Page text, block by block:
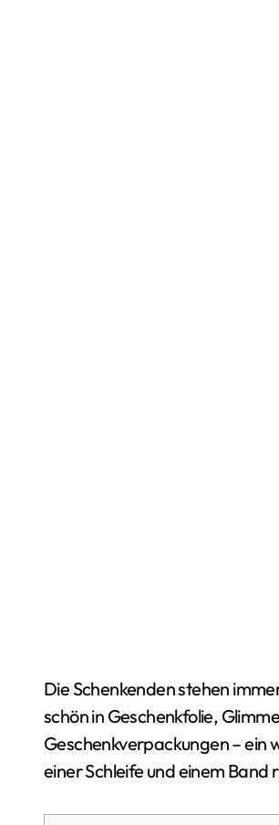
Die Schenkenden stehen
schön in Geschenkfolie,
Geschenkverpackungen – ein
einer Schleife und einem Band